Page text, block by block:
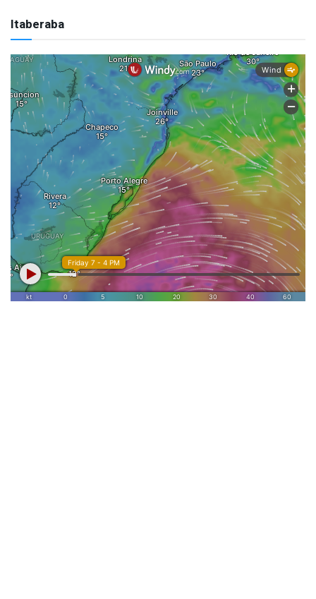
Itaberaba